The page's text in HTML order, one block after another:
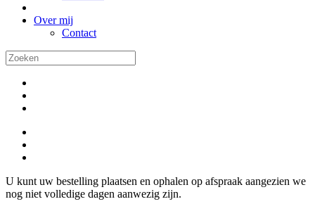
Over mij
Contact
U kunt uw bestelling plaatsen en ophalen op afspraak aangezien we
nog niet volledige dagen aanwezig zijn.